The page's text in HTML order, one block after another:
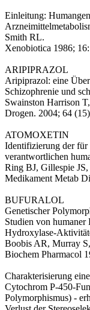
Einleitung:
Smith RL.
Xenobiotica 1986;
ARIPIPRAZOL
Aripiprazol: eine
Schizophrenie und
Swainston Harrison
Drogen. 2004; 64
ATOMOXETIN
Identifizierung der
verantwortlichen
Ring BJ, Gillespie
Medikament Metab
BUFURALOL
Genetischer
Studien von
Hydroxylase-
Boobis AR, Murray
Biochem Pharmacol
Charakterisierung
Cytochrom P-450-
Polymorphismus) -